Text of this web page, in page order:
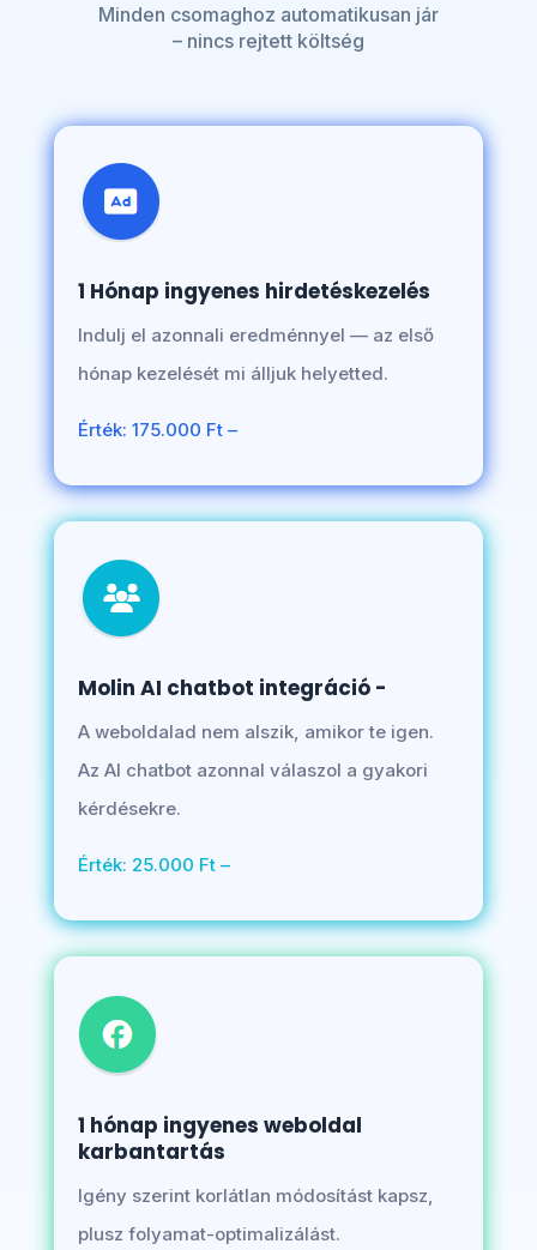
Minden csomaghoz automatikusan jár
– nincs rejtett költség
1 Hónap ingyenes hirdetéskezelés
Indulj el azonnali eredménnyel — az első
hónap kezelését mi álljuk helyetted.
Érték: 175.000 Ft –
Molin AI chatbot integráció -
A weboldalad nem alszik, amikor te igen.
Az AI chatbot azonnal válaszol a gyakori
kérdésekre.
Érték: 25.000 Ft –
1 hónap ingyenes weboldal
karbantartás
Igény szerint korlátlan módosítást kapsz,
plusz folyamat-optimalizálást.